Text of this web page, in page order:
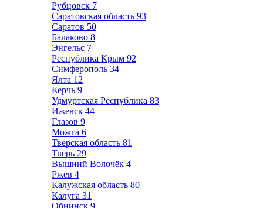
Рубцовск 7
Саратовская область 93
Саратов 50
Балаково 8
Энгельс 7
Республика Крым 92
Симферополь 34
Ялта 12
Керчь 9
Удмуртская Республика 83
Ижевск 44
Глазов 9
Можга 6
Тверская область 81
Тверь 29
Вышний Волочёк 4
Ржев 4
Калужская область 80
Калуга 31
Обнинск 9